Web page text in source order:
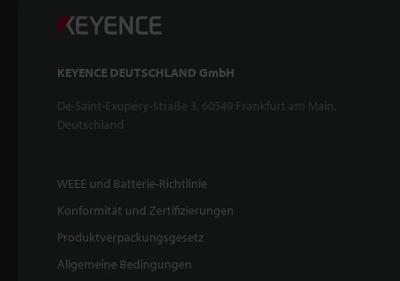
KEYENCE DEUTSCHLAND GmbH
De-Saint-Exupéry-Straße 3, 60549 Frankfurt am Main,
Deutschland
WEEE und Batterie-Richtlinie
Konformität und Zertifizierungen
Produktverpackungsgesetz
Allgemeine Bedingungen